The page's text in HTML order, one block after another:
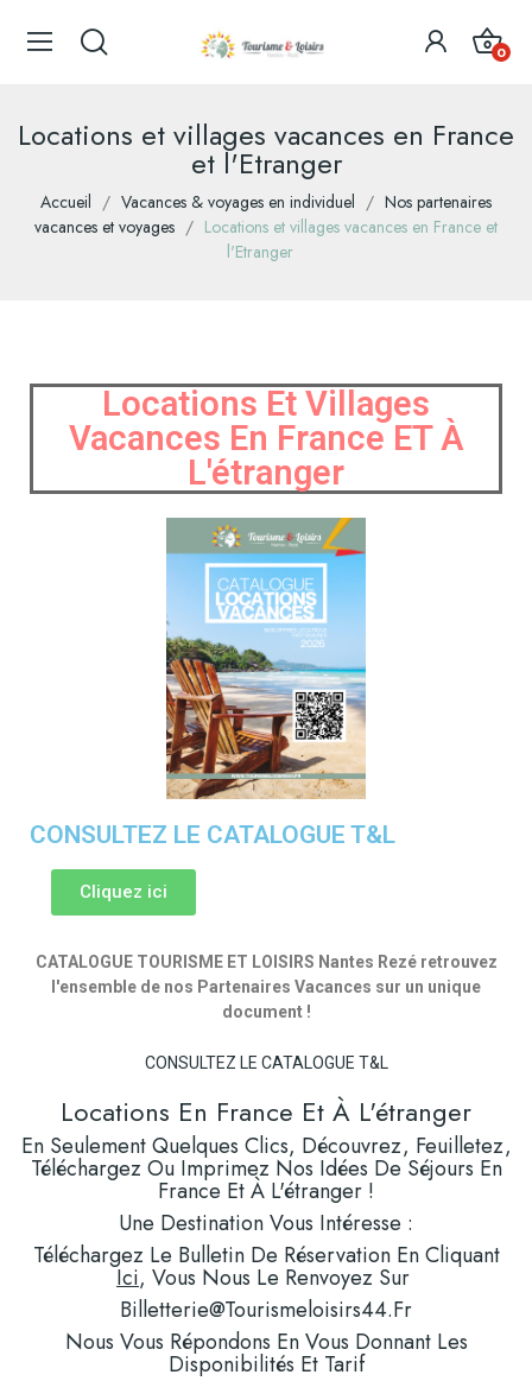
0
Locations et villages vacances en France
et l'Etranger
Accueil Vacances & voyages en individuel
Nos partenaires
vacances et voyages
Locations et villages vacances en France et
l'Etranger
Locations Et Villages
Vacances En France ET À
L'étranger
CONSULTEZ LE CATALOGUE T&L
Cliquez ici
CATALOGUE TOURISME ET LOISIRS Nantes Rezé retrouvez
l'ensemble de nos Partenaires Vacances sur un unique
document !
CONSULTEZ LE CATALOGUE T&L
Locations En France Et À L'étranger
En Seulement Quelques Clics, Découvrez, Feuilletez,
Téléchargez Ou Imprimez Nos Idées De Séjours En
France Et À L'étranger !
Une Destination Vous Intéresse :
Téléchargez Le Bulletin De Réservation En Cliquant
Ici, Vous Nous Le Renvoyez Sur
Billetterie@tourismeloisirs44.fr
Nous Vous Répondons En Vous Donnant Les
Disponibilités Et Tarif